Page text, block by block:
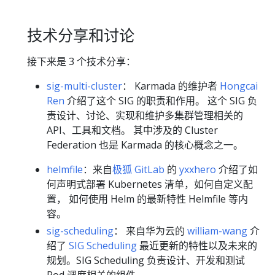
技术分享和讨论
接下来是 3 个技术分享：
sig-multi-cluster： Karmada 的维护者 Hongcai
Ren 介绍了这个 SIG 的职责和作用。 这个 SIG 负
责设计、讨论、实现和维护多集群管理相关的
API、工具和文档。 其中涉及的 Cluster
Federation 也是 Karmada 的核心概念之一。
helmfile：来自极狐 GitLab 的 yxxhero 介绍了如
何声明式部署 Kubernetes 清单，如何自定义配
置， 如何使用 Helm 的最新特性 Helmfile 等内
容。
sig-scheduling： 来自华为云的 william-wang介
绍了 SIG Scheduling最近更新的特性以及未来的
规划。SIG Scheduling 负责设计、开发和测试